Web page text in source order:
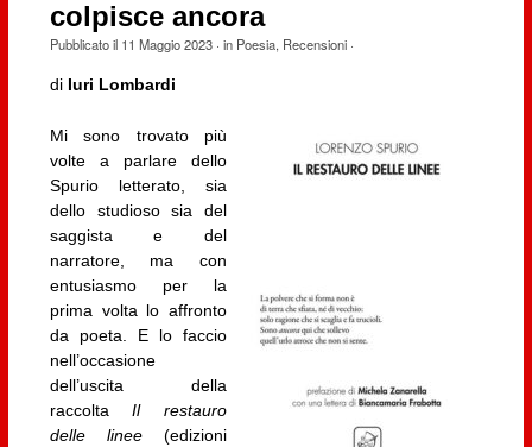
colpisce ancora
Pubblicato il 11 Maggio 2023· in Poesia, Recensioni·
di Iuri Lombardi
Mi sono trovato più
volte a parlare dello
Spurio letterato, sia
dello studioso sia del
saggista e del
narratore, ma con
entusiasmo per la
prima volta lo affronto
da poeta. E lo faccio
nell’occasione
dell’uscita della
raccolta Il restauro
delle linee(edizioni